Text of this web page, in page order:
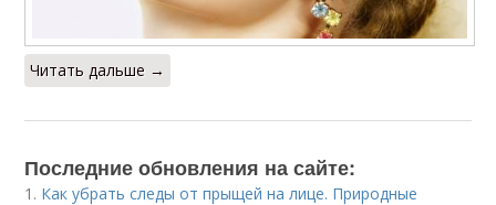
Читать дальше →
Последние обновления на сайте:
1. Как убрать следы от прыщей на лице. Природные